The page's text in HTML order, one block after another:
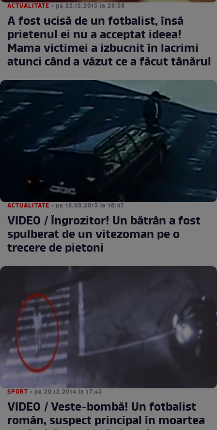
ACTUALITATE • pe 22.12.2015 la 23:58
A fost ucisă de un fotbalist, însă
prietenul ei nu a acceptat ideea!
Mama victimei a izbucnit în lacrimi
atunci când a văzut ce a făcut tânărul
ACTUALITATE • pe 16.03.2015 la 16:47
VIDEO / Îngrozitor! Un bătrân a fost
spulberat de un vitezoman pe o
trecere de pietoni
SPORT • pe 29.12.2014 la 17:45
VIDEO / Veste-bombă! Un fotbalist
român, suspect principal în moartea